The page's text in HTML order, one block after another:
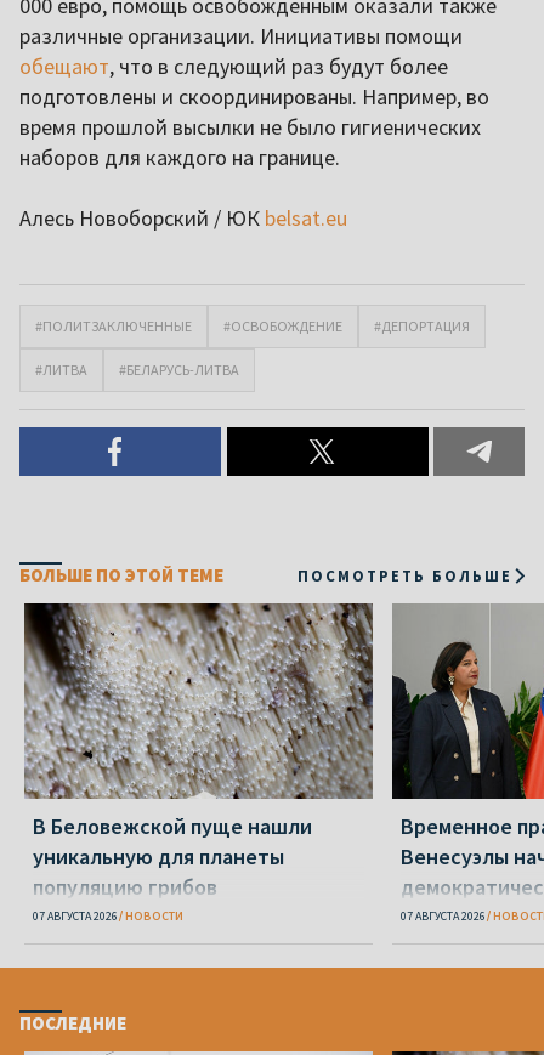
000 евро, помощь освобожденным оказали также
различные организации. Инициативы помощи
обещают, что в следующий раз будут более
подготовлены и скоординированы. Например, во
время прошлой высылки не было гигиенических
наборов для каждого на границе.
Алесь Новоборский / ЮК belsat.eu
#ПОЛИТЗАКЛЮЧЕННЫЕ #ОСВОБОЖДЕНИЕ #ДЕПОРТАЦИЯ
#ЛИТВА #БЕЛАРУСЬ-ЛИТВА
БОЛЬШЕ ПО ЭТОЙ ТЕМЕ ПОСМОТРЕТЬ БОЛЬШЕ
В Беловежской пуще нашли
уникальную для планеты
популяцию грибов
07 АВГУСТА 2026 НОВОСТИ
Временное
Венесуэлы
07 АВГУСТА 2026
ПОСЛЕДНИЕ